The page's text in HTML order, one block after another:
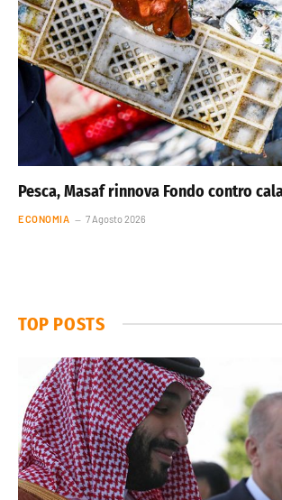
Pesca, Masaf rinnova Fondo contro
ECONOMIA 7 Agosto 2026
TOP POSTS